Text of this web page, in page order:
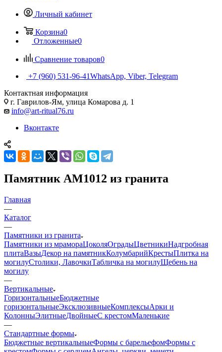
Личный кабинет
Корзина0
Отложенные0
Сравнение товаров0
+7 (960) 531-96-41WhatsApp, Viber, Telegram
Контактная информация
г. Гаврилов-Ям, улица Комарова д. 1
info@art-ritual76.ru
Вконтакте
Памятник AM1012 из гранита
Главная
—
Каталог
—
Памятники из гранита
Памятники из мрамораЦоколяОградыЦветникиНадгробная
плитаВазыДекор на памятникКолумбарийКрестыПлитка на
могилуСтолики, ЛавочкиТабличка на могилуЩебень на
могилу
—
Вертикальные
ГоризонтальныеБюджетные
горизонтальныеЭксклюзивныеКомплексыАрки и
КолонныЭлитныеДвойныеС крестомМаленькие
—
Стандартные формы
Бюджетные вертикальныеФормы с барельефомФормы с